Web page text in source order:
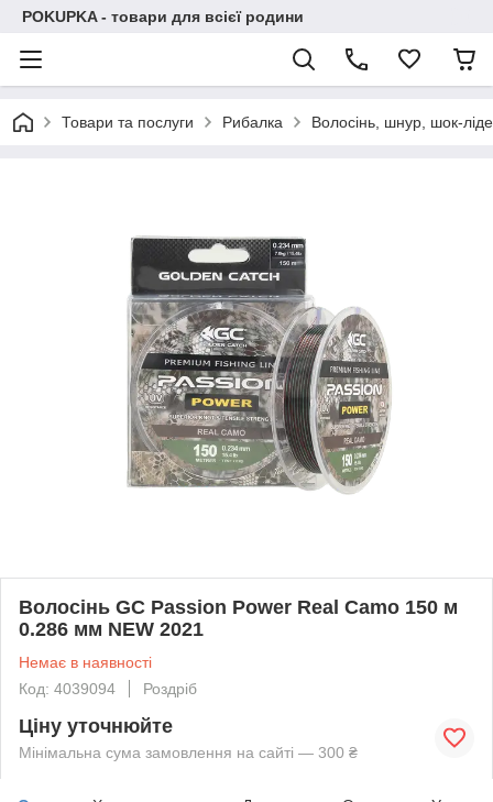
POKUPKA - товари для всієї родини
Товари та послуги Рибалка Волосінь, шнур, шок-
Волосінь GC Passion Power Real Camo 150 м
0.286 мм NEW 2021
Немає в наявності
Код: 4039094
Роздріб
Ціну уточнюйте
Мінімальна сума замовлення на сайті — 300 ₴